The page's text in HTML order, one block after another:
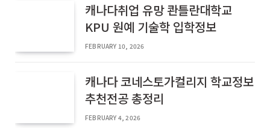
캐나다취업 유망 콴틀란대학교
KPU 원예 기술학 입학정보
FEBRUARY 10, 2026
캐나다 코네스토가컬리지 학교정보
추천전공 총정리
FEBRUARY 4, 2026